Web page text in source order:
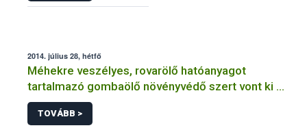
2014. július 28, hétfő
Méhekre veszélyes, rovarölő hatóanyagot
tartalmazó gombaölő növényvédő szert vont ki a
forgalomból a NÉBIH
TOVÁBB >